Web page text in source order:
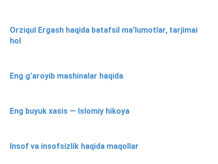
Orziqul Ergash haqida batafsil ma’lumotlar, tarjimai
hol
Eng g’aroyib mashinalar haqida
Eng buyuk xasis — Islomiy hikoya
Insof va insofsizlik haqida maqollar